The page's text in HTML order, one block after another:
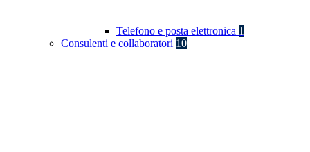
Telefono e posta elettronica 1
Consulenti e collaboratori 10